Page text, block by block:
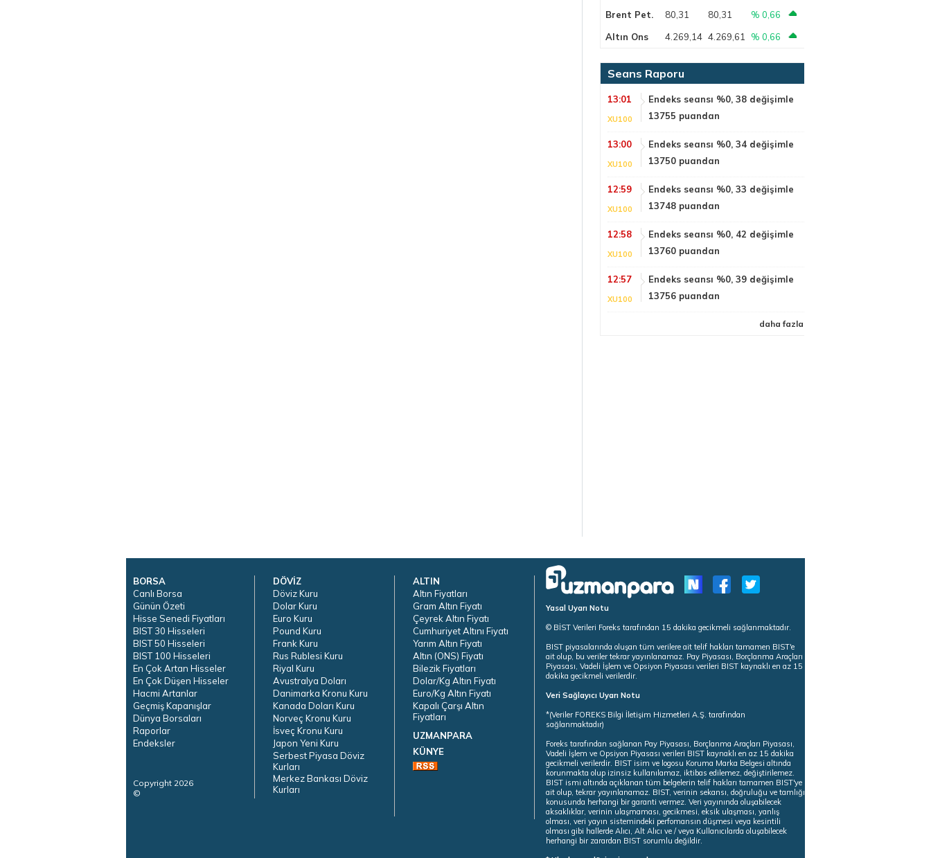
Brent Pet.
80,31 80,31
% 0,66
Altın Ons
4.269,14 4.269,61 % 0,66
Seans Raporu
13:01
XU100
Endeks seansı %0, 38 değişimle
13755 puandan
13:00
XU100
Endeks seansı %0, 34 değişimle
13750 puandan
12:59
XU100
Endeks seansı %0, 33 değişimle
13748 puandan
12:58
XU100
Endeks seansı %0, 42 değişimle
13760 puandan
12:57
XU100
Endeks seansı %0, 39 değişimle
13756 puandan
daha fazla
BORSA
Canlı Borsa
Günün Özeti
Hisse Senedi Fiyatları
BIST 30 Hisseleri
BIST 50 Hisseleri
BIST 100 Hisseleri
En Çok Artan Hisseler
En Çok Düşen Hisseler
Hacmi Artanlar
Geçmiş Kapanışlar
Dünya Borsaları
Raporlar
Endeksler
Copyright 2026
©
DÖVİZ
Döviz Kuru
Dolar Kuru
Euro Kuru
Pound Kuru
Frank Kuru
Rus Rublesi Kuru
Riyal Kuru
Avustralya Doları
Danimarka Kronu Kuru
Kanada Doları Kuru
Norveç Kronu Kuru
İsveç Kronu Kuru
Japon Yeni Kuru
Serbest Piyasa Döviz
Kurları
Merkez Bankası Döviz
Kurları
ALTIN
Altın Fiyatları
Gram Altın Fiyatı
Çeyrek Altın Fiyatı
Cumhuriyet Altını Fiyatı
Yarım Altın Fiyatı
Altın (ONS) Fiyatı
Bilezik Fiyatları
Dolar/Kg Altın Fiyatı
Euro/Kg Altın Fiyatı
Kapalı Çarşı Altın
Fiyatları
UZMANPARA
KÜNYE
Yasal Uyarı Notu
© BİST Verileri Foreks tarafından 15 dakika gecikmeli sağlanmaktadır.
BIST piyasalarında oluşan tüm verilere ait telif hakları tamamen BIST'e
ait olup, bu veriler tekrar yayınlanamaz. Pay Piyasası, Borçlanma Araçları
Piyasası, Vadeli İşlem ve Opsiyon Piyasası verileri BIST kaynaklı en az 15
dakika gecikmeli verilerdir.
Veri Sağlayıcı Uyarı Notu
*(Veriler FOREKS Bilgi İletişim Hizmetleri A.Ş. tarafından
sağlanmaktadır)
Foreks tarafından sağlanan Pay Piyasası, Borçlanma Araçları Piyasası,
Vadeli İşlem ve Opsiyon Piyasası verileri BIST kaynaklı en az 15 dakika
gecikmeli verilerdir. BIST isim ve logosu Koruma Marka Belgesi altında
korunmakta olup izinsiz kullanılamaz, iktibas edilemez, değiştirilemez.
BIST ismi altında açıklanan tüm belgelerin telif hakları tamamen BIST'ye
ait olup, tekrar yayınlanamaz. BIST, verinin sekansı, doğruluğu ve tamlığı
konusunda herhangi bir garanti vermez. Veri yayınında oluşabilecek
aksaklıklar, verinin ulaşmaması, gecikmesi, eksik ulaşması, yanlış
olması, veri yayın sistemindeki perfomansın düşmesi veya kesintili
olması gibi hallerde Alıcı, Alt Alıcı ve / veya Kullanıcılarda oluşabilecek
herhangi bir zarardan BIST sorumlu değildir.